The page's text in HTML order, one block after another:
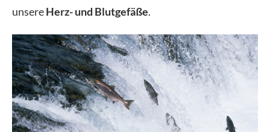
unsereHerz- und Blutgefäße.